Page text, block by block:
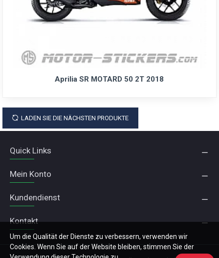
Aprilia SR MOTARD 50 2T 2018
LADEN SIE DIE NÄCHSTEN PRODUKTE
Quick Links
Mein Konto
Kundendienst
Kontakt
Um die Qualität der Dienste zu verbessern, verwenden wir
Cookies. Wenn Sie auf der Website bleiben, stimmen Sie der